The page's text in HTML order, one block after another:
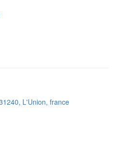
L'Union, france